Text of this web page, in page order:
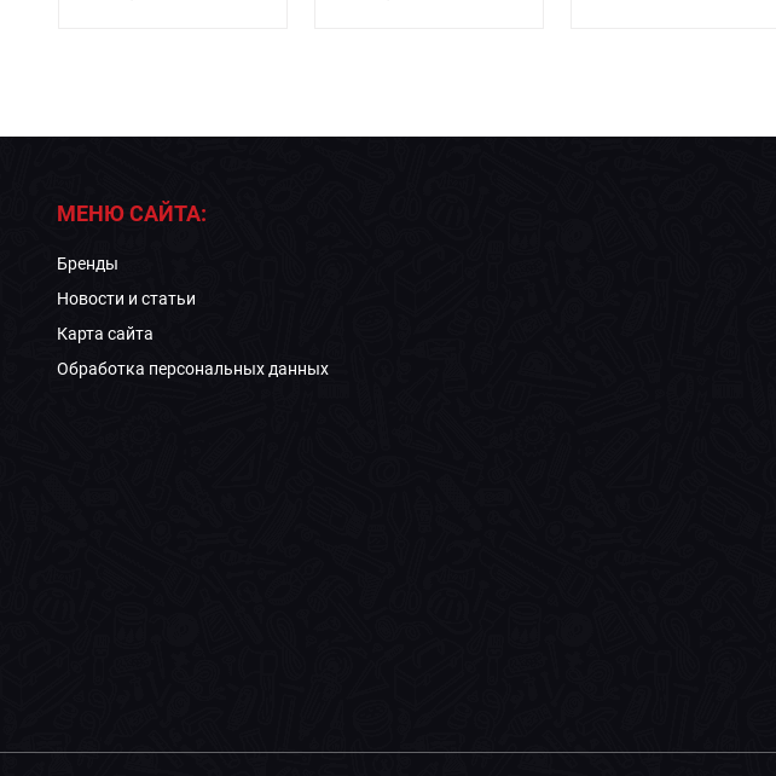
МЕНЮ САЙТА:
Бренды
Новости и статьи
Карта сайта
Обработка персональных данных